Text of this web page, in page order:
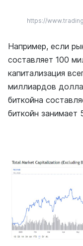
https://
Например, если
составляет 100
капитализация
миллиардов
биткойна
биткойн занимает